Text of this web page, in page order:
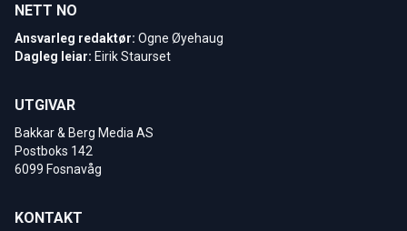
NETT NO
Ansvarleg redaktør: Ogne Øyehaug
Dagleg leiar: Eirik Staurset
UTGIVAR
Bakkar & Berg Media AS
Postboks 142
6099 Fosnavåg
KONTAKT